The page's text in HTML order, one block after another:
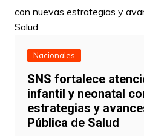
Nacionales
SNS fortalece
infantil y neonatal
estrategias y
Pública de Salud